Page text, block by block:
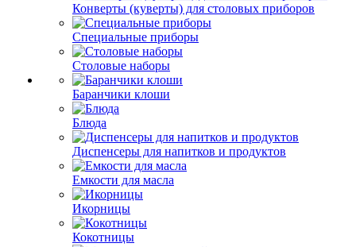
Конверты (куверты) для столовых приборов
Специальные приборы
Столовые наборы
Баранчики клоши
Блюда
Диспенсеры для напитков и продуктов
Емкости для масла
Икорницы
Кокотницы